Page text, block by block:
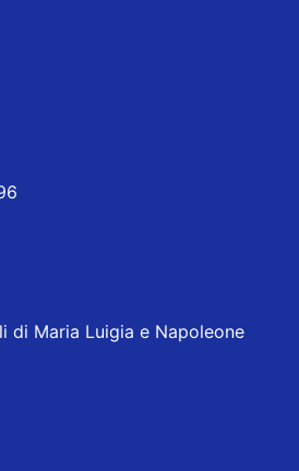
di Maria Luigia e Napoleone